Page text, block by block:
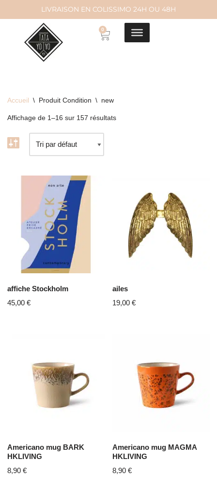
contenu
LIVRAISON EN COLISSIMO 24H OU 48H
0
Accueil \ Produit Condition \ new
Affichage de 1–16 sur 157 résultats
affiche Stockholm
45,00 €
ailes
19,00€
Americano mug BARK
HKLIVING
8,90 €
Americano mug MAGMA
HKLIVING
8,90€